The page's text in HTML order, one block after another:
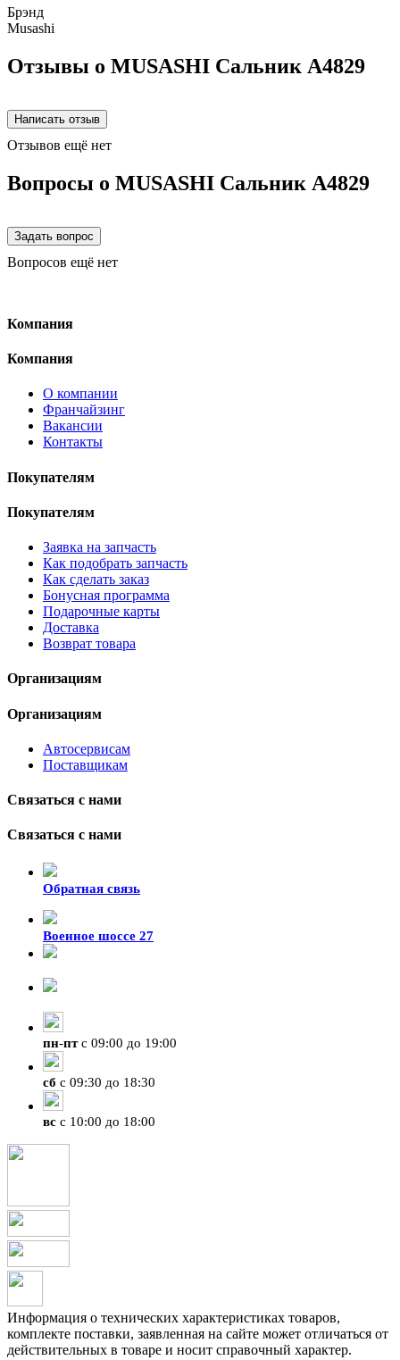
Брэнд
Musashi
Отзывы о MUSASHI Сальник A4829
Отзывов ещё нет
Вопросы о MUSASHI Сальник A4829
Вопросов ещё нет
Компания
Компания
О компании
Франчайзинг
Вакансии
Контакты
Покупателям
Покупателям
Заявка на запчасть
Как подобрать запчасть
Как сделать заказ
Бонусная программа
Подарочные карты
Доставка
Возврат товара
Организациям
Организациям
Автосервисам
Поставщикам
Связаться с нами
Связаться с нами
Обратная связь
Военное шоссе 27
пн-птс 09:00 до 19:00
сб с 09:30 до 18:30
вс с 10:00 до 18:00
Информация о технических характеристиках товаров,
комплекте поставки, заявленная на сайте может отличаться от
действительных в товаре и носит справочный характер.